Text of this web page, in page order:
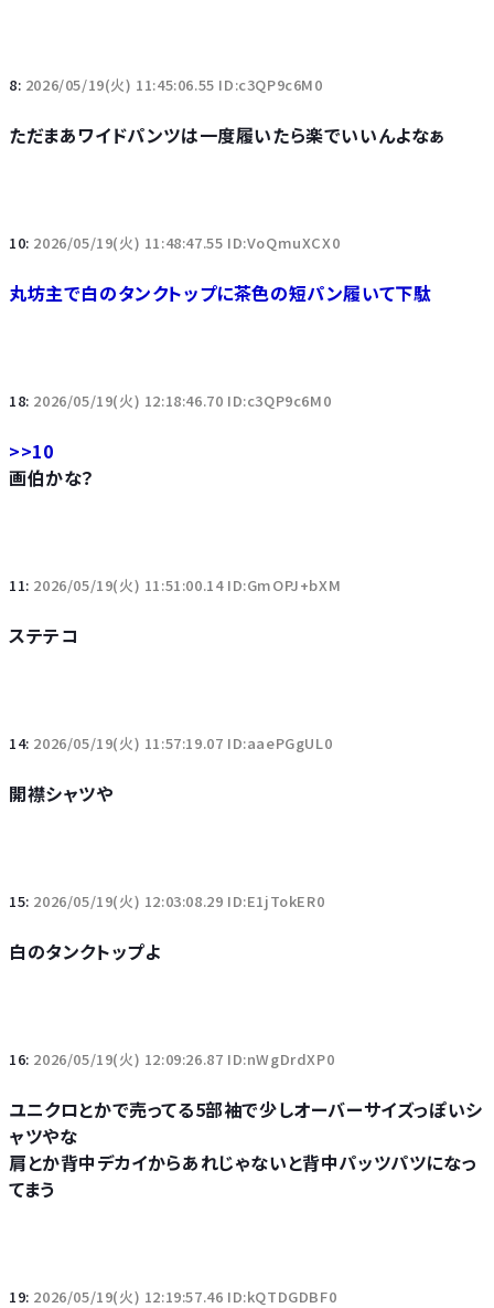
8: 2026/05/19(火) 11:45:06.55 ID:c3QP9c6M0
ただまあワイドパンツは一度履いたら楽でいいんよなぁ
10: 2026/05/19(火) 11:48:47.55 ID:VoQmuXCX0
丸坊主で白のタンクトップに茶色の短パン履いて下駄
18: 2026/05/19(火) 12:18:46.70 ID:c3QP9c6M0
>>10
画伯かな？
11: 2026/05/19(火) 11:51:00.14 ID:GmOPJ+bXM
ステテコ
14: 2026/05/19(火) 11:57:19.07 ID:aaePGgUL0
開襟シャツや
15: 2026/05/19(火) 12:03:08.29 ID:E1jTokER0
白のタンクトップよ
16: 2026/05/19(火) 12:09:26.87 ID:nWgDrdXP0
ユニクロとかで売ってる5部袖で少しオーバーサイズっぽいシ
ャツやな
肩とか背中デカイからあれじゃないと背中パッツパツになっ
てまう
19: 2026/05/19(火) 12:19:57.46 ID:kQTDGDBF0